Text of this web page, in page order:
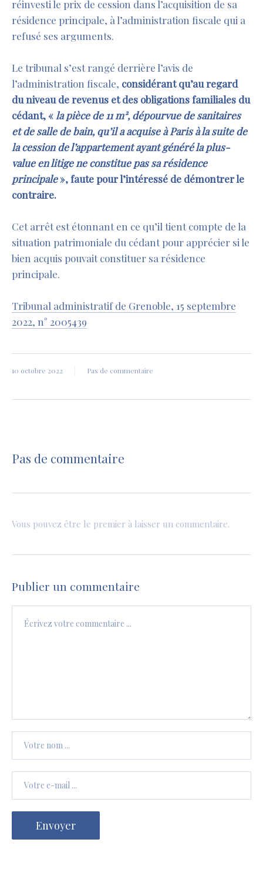
réinvesti le prix de cession dans l’acquisition de sa
résidence principale, à l’administration fiscale qui a
refusé ses arguments.
Le tribunal s’est rangé derrière l’avis de
l’administration fiscale, considérant qu’au regard
du niveau de revenus et des obligations familiales du
cédant, « lapièce de 11 m², dépourvue de sanitaires
et de salle de bain, qu’il a acquise à Paris à la suite de
la cession de l’appartement ayant généré la plus-
value en litige ne constitue pas sa résidence
principale », faute pour l’intéressé de démontrer le
contraire.
Cet arrêt est étonnant en ce qu’il tient compte de la
situation patrimoniale du cédant pour apprécier si le
bien acquis pouvait constituer sa résidence
principale.
Tribunal administratif de Grenoble, 15 septembre
2022, n° 2005439
10 octobre 2022 Pas de commentaire
Pas de commentaire
Vous pouvez être le premier à laisser un commentaire.
Publier un commentaire